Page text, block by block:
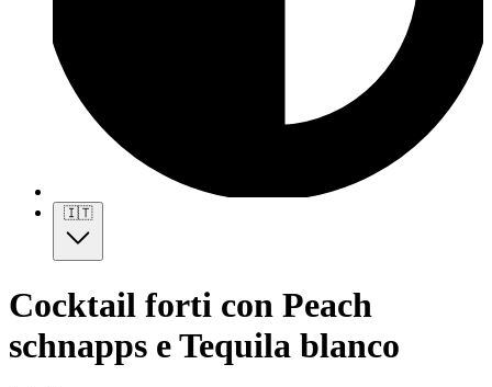
🇮🇹
Cocktail forti con Peach
schnapps e Tequila blanco